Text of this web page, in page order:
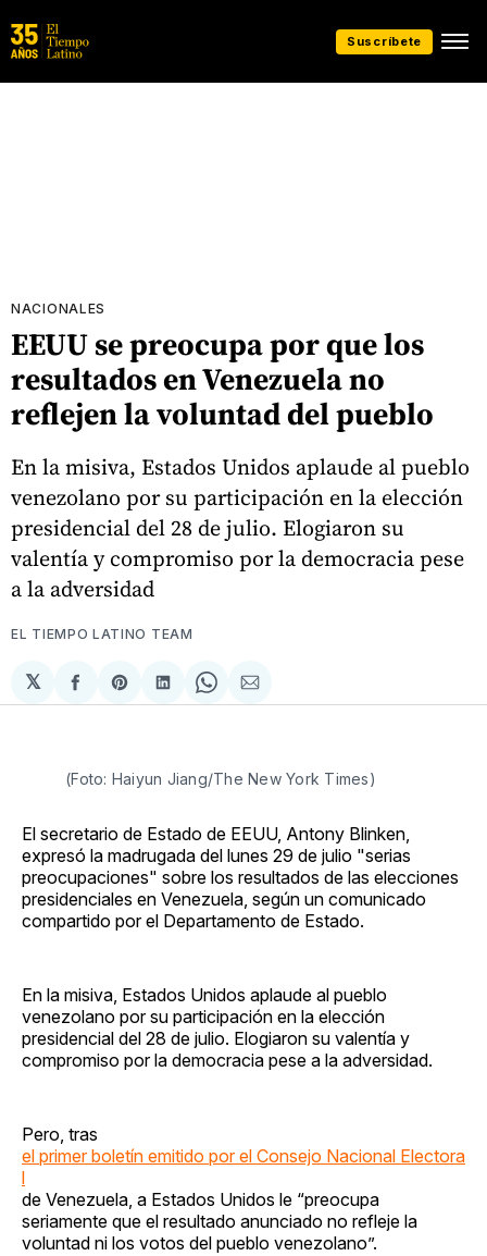
Suscríbete
NACIONALES
EEUU se preocupa por que los
resultados en Venezuela no
reflejen la voluntad del pueblo
En la misiva, Estados Unidos aplaude al pueblo
venezolano por su participación en la elección
presidencial del 28 de julio. Elogiaron su
valentía y compromiso por la democracia pese
a la adversidad
EL TIEMPO LATINO TEAM
𝕏
Compartir
en
Share
on
Compartir
en
Share
on
Compartir
via
(Foto: Haiyun Jiang/The New York Times)
El secretario de Estado de EEUU, Antony Blinken,
expresó la madrugada del lunes 29 de julio "serias
preocupaciones" sobre los resultados de las elecciones
presidenciales en Venezuela, según un comunicado
compartido por el Departamento de Estado.
En la misiva, Estados Unidos aplaude al pueblo
venezolano por su participación en la elección
presidencial del 28 de julio. Elogiaron su valentía y
compromiso por la democracia pese a la adversidad.
Pero, tras
el primer boletín emitido por el Consejo Nacional Electora
l
de Venezuela, a Estados Unidos le “preocupa
seriamente que el resultado anunciado no refleje la
voluntad ni los votos del pueblo venezolano”.